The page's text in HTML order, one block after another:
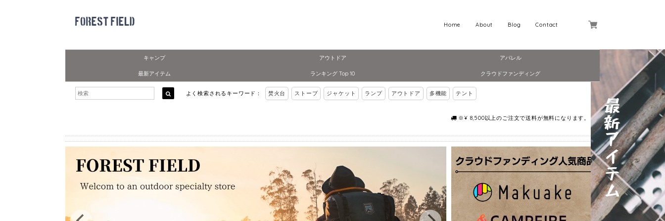
Contact
Blog
About
Home
キャンプ アウトドア アパレル
最新アイテム ランキング Top 10 クラウドファンディング
よく検索されるキーワード： 焚火台 ストーブ ジャケット ランプ アウトドア 多機能 テント
※¥ 8,500以上のご注文で送料が無料になります。